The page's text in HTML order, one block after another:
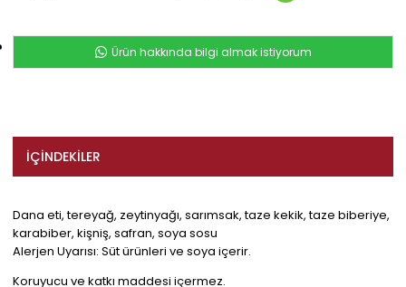
Ürün hakkında bilgi almak istiyorum
İÇINDEKILER
Dana eti, tereyağ, zeytinyağı, sarımsak, taze kekik, taze biberiye,
karabiber, kişniş, safran, soya sosu
Alerjen Uyarısı: Süt ürünleri ve soya içerir.
Koruyucu ve katkı maddesi içermez.